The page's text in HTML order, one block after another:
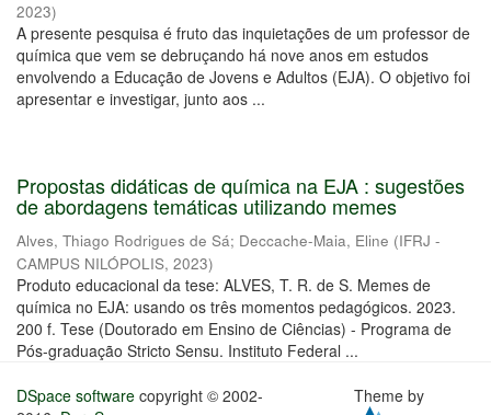
2023)
A presente pesquisa é fruto das inquietações de um professor de
química que vem se debruçando há nove anos em estudos
envolvendo a Educação de Jovens e Adultos (EJA). O objetivo foi
apresentar e investigar, junto aos ...
Propostas didáticas de química na EJA : sugestões
de abordagens temáticas utilizando memes
Alves, Thiago Rodrigues de Sá; Deccache-Maia, Eline (IFRJ -
CAMPUS NILÓPOLIS, 2023)
Produto educacional da tese: ALVES, T. R. de S. Memes de
química no EJA: usando os três momentos pedagógicos. 2023.
200 f. Tese (Doutorado em Ensino de Ciências) - Programa de
Pós-graduação Stricto Sensu. Instituto Federal ...
DSpace software copyright © 2002-
Theme by